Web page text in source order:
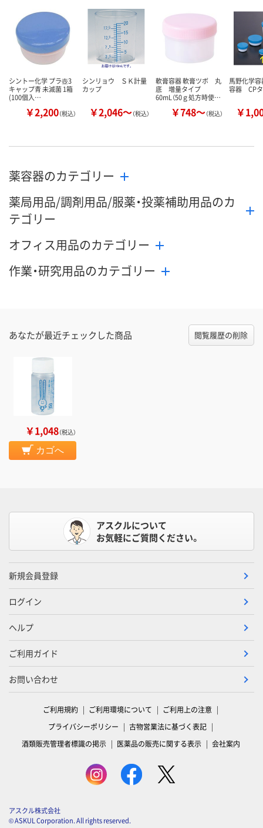
カゴへ カゴへ
シントー化学 プラ壺3
キャップ青 未滅菌 1箱
(100個入…
￥2,200（税込）
シンリョウ ＳＫ計量
カップ
￥2,046～（税込）
軟膏容器 軟膏ツボ 丸
底 増量タイプ
60mL（50ｇ処方時使…
￥748～（税込）
馬野化学
容器 CP
￥
薬容器のカテゴリー
薬局用品/調剤用品/服薬・投薬補助用品のカ
テゴリー
オフィス用品のカテゴリー
作業・研究用品のカテゴリー
あなたが最近チェックした商品 閲覧履歴の削除
￥1,048（税込）
カゴへ
アスクルについて
お気軽にご質問ください。
新規会員登録
ログイン
ヘルプ
ご利用ガイド
お問い合わせ
ご利用規約 ご利用環境について
ご利用上の注意
プライバシーポリシー
古物営業法に基づく表記
酒類販売管理者標識の掲示
医薬品の販売に関する表示 会社案内
アスクル株式会社
© ASKUL Corporation. All rights reserved.